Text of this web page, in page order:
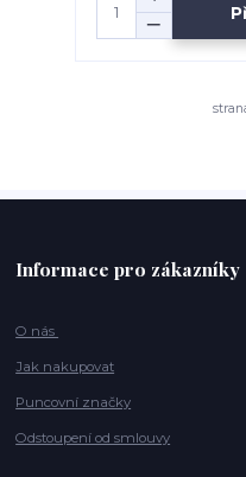
Informace pro zákazníky
O nás
Jak nakupovat
Puncovní značky
Odstoupení od smlouvy